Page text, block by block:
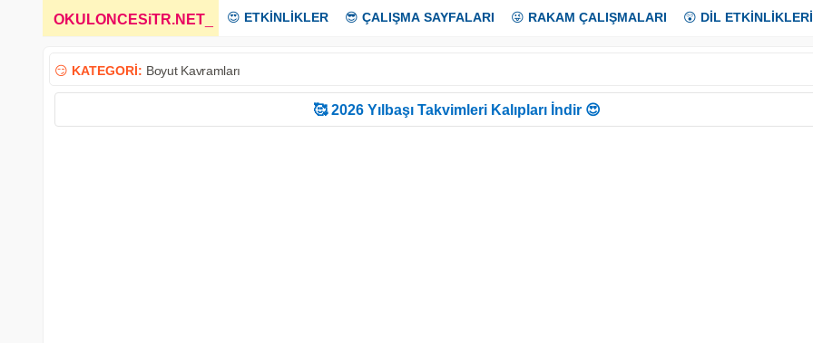
OKULONCESiTR.NET 😍 ETKİNLİKLER 😎 ÇALIŞMA SAYFALARI 😜 RAKAM ÇALIŞMALARI 😲 DİL ETKİNLİKLERİ
😏 KATEGORİ: Boyut Kavramları
🥰 2026 Yılbaşı Takvimleri Kalıpları İndir 😍